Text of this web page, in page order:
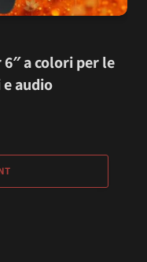
a colori per le
audio